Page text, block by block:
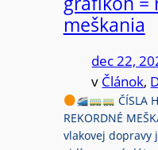
meškania
dec 22,
v Článok,
ČÍSLA
REKORDNÉ
vlakovej dopravy